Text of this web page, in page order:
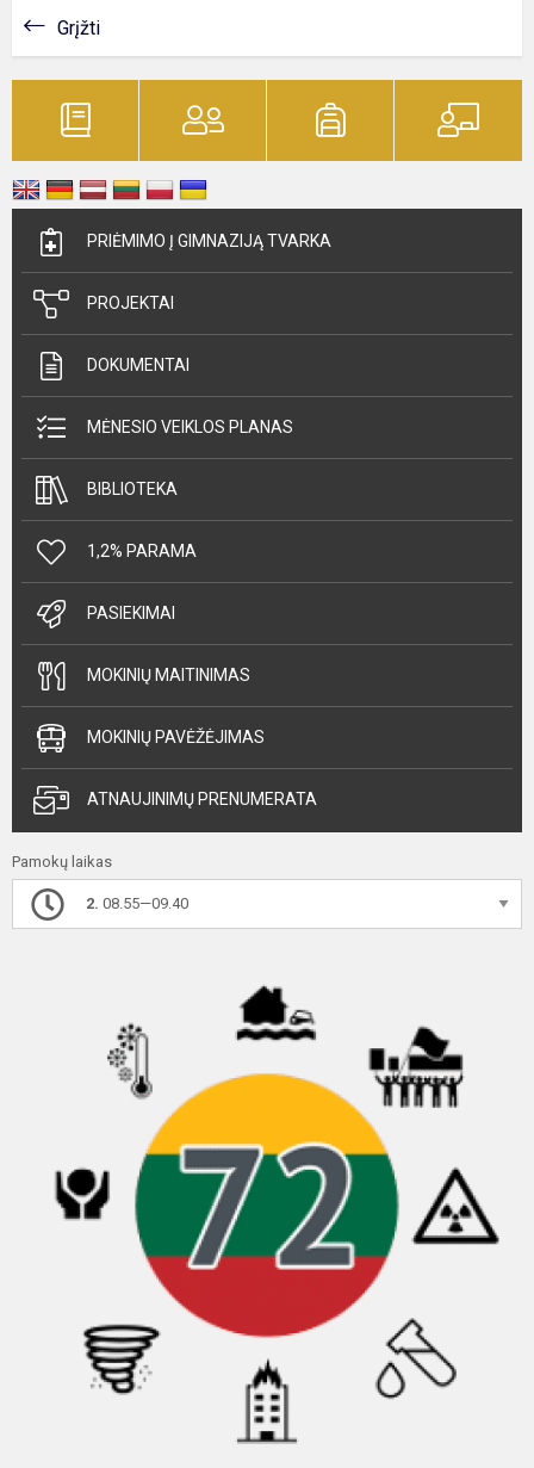
Grįžti
PRIĖMIMO Į GIMNAZIJĄ TVARKA
PROJEKTAI
DOKUMENTAI
MĖNESIO VEIKLOS PLANAS
BIBLIOTEKA
1,2% PARAMA
PASIEKIMAI
MOKINIŲ MAITINIMAS
MOKINIŲ PAVĖŽĖJIMAS
ATNAUJINIMŲ PRENUMERATA
Pamokų laikas
2. 08.55—09.40